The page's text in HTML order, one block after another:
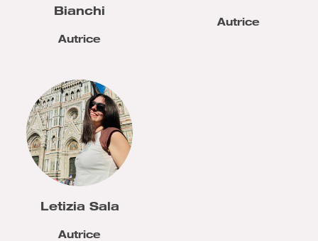
Bianchi
Autrice
Autrice
Letizia Sala
Autrice